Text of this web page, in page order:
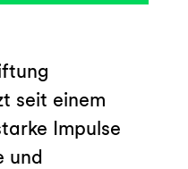
seit einem
Impulse
und